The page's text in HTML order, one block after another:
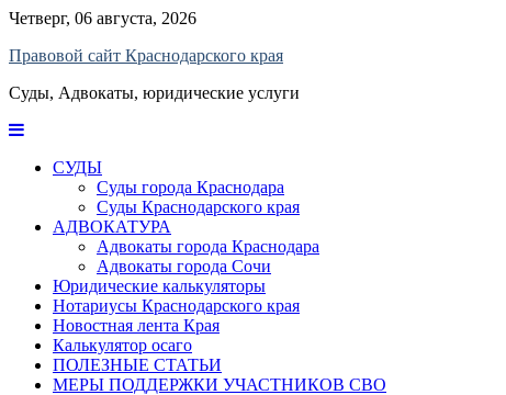
Skip
content
Четверг, 06 августа, 2026
Правовой сайт Краснодарского края
Суды, Адвокаты, юридические услуги
СУДЫ
Суды города Краснодара
Суды Краснодарского края
АДВОКАТУРА
Адвокаты города Краснодара
Адвокаты города Сочи
Юридические калькуляторы
Нотариусы Краснодарского края
Новостная лента Края
Калькулятор осаго
ПОЛЕЗНЫЕ СТАТЬИ
МЕРЫ ПОДДЕРЖКИ УЧАСТНИКОВ СВО